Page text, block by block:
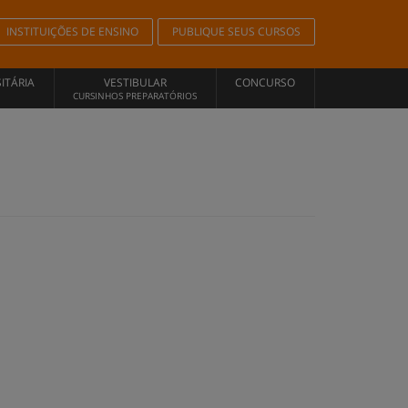
INSTITUIÇÕES DE ENSINO PUBLIQUE SEUS CURSOS
VESTIBULAR
CURSINHOS PREPARATÓRIOS
CONCURSO